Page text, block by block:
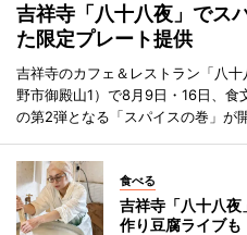
吉祥寺「八十八夜」でス
た限定プレート提供
吉祥寺のカフェ＆レストラン「八
野市御殿山1）で8月9日・16日、食
の第2弾となる「スパイスの巻」が
食べる
吉祥寺「八十八夜
作り豆腐ライブも